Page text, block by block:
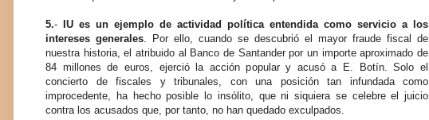
5.- IU es un ejemplo de actividad política entendida como servicio a los
intereses generales . Por ello, cuando se descubrió el mayor fraude fiscal de
nuestra historia, el atribuido al Banco de Santander por un importe aproximado de
84 millones de euros, ejerció la acción popular y acusó a E. Botín. Solo el
concierto de fiscales y tribunales, con una posición tan infundada como
improcedente, ha hecho posible lo insólito, que ni siquiera se celebre el juicio
contra los acusados que, por tanto, no han quedado exculpados.